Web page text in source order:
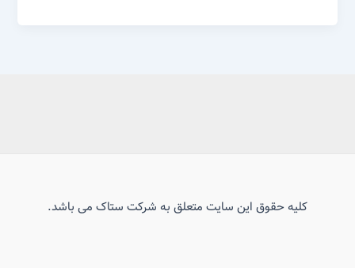
کلیه حقوق این سایت متعلق به شرکت ستاک می باشد.